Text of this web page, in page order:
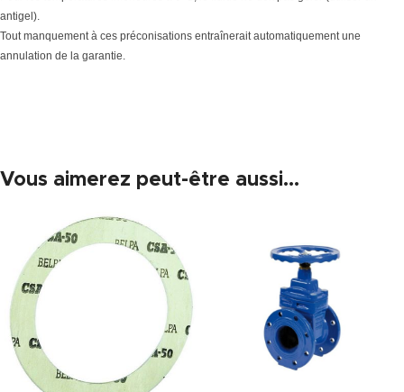
antigel).
Tout manquement à ces préconisations entraînerait automatiquement une
annulation de la garantie.
Vous aimerez peut-être aussi…